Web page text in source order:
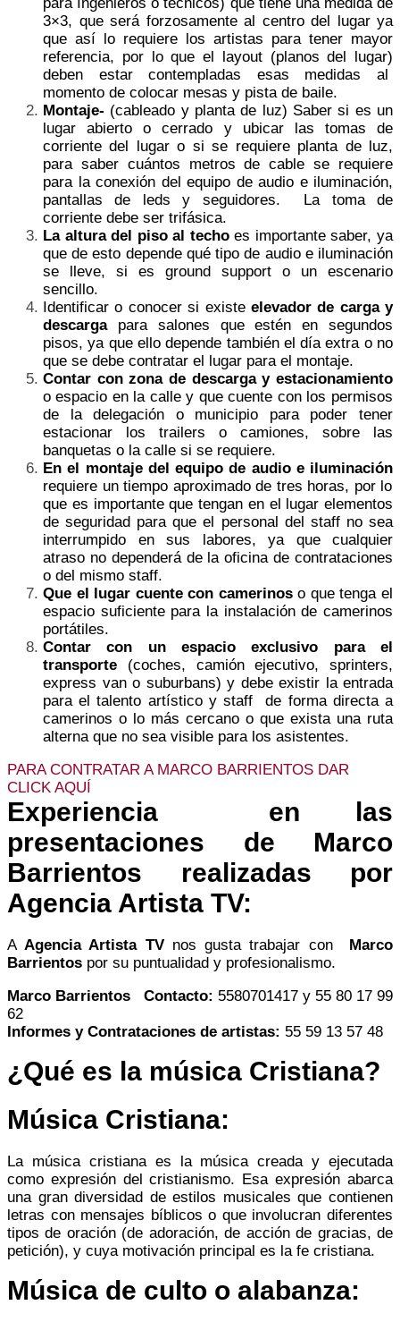
3×3, que será forzosamente al centro del lugar ya
que así lo requiere los artistas para tener mayor
referencia, por lo que el layout (planos del lugar)
deben estar contempladas esas medidas al
momento de colocar mesas y pista de baile.
Montaje- (cableado y planta de luz) Saber si es un
lugar abierto o cerrado y ubicar las tomas de
corriente del lugar o si se requiere planta de luz,
para saber cuántos metros de cable se requiere
para la conexión del equipo de audio e iluminación,
pantallas de leds y seguidores. La toma de
corriente debe ser trifásica.
La altura del piso al techoes importante saber, ya
que de esto depende qué tipo de audio e iluminación
se lleve, si es ground support o un escenario
sencillo.
Identificar o conocer si existe elevador de carga y
descargapara salones que estén en segundos
pisos, ya que ello depende también el día extra o no
que se debe contratar el lugar para el montaje.
Contar con zona de descarga y estacionamiento
o espacio en la calle y que cuente con los permisos
de la delegación o municipio para poder tener
estacionar los trailers o camiones, sobre las
banquetas o la calle si se requiere.
En el montaje del equipo de audio e iluminación
requiere un tiempo aproximado de tres horas, por lo
que es importante que tengan en el lugar elementos
de seguridad para que el personal del staff no sea
interrumpido en sus labores, ya que cualquier
atraso no dependerá de la oficina de contrataciones
o del mismo staff.
Que el lugar cuente con camerinoso que tenga el
espacio suficiente para la instalación de camerinos
portátiles.
Contar con un espacio exclusivo para el
transporte (coches, camión ejecutivo, sprinters,
express van o suburbans) y debe existir la entrada
para el talento artístico y staff de forma directa a
camerinos o lo más cercano o que exista una ruta
alterna que no sea visible para los asistentes.
PARA CONTRATAR A MARCO BARRIENTOS DAR
CLICK AQUÍ
Experiencia en las
presentaciones de Marco
Barrientos realizadas por
Agencia Artista TV:
A Agencia Artista TVnos gusta trabajar con Marco
Barrientos por su puntualidad y profesionalismo.
Marco Barrientos Contacto: 5580701417 y 55 80 17 99
62
Informes y Contrataciones de artistas: 55 59 13 57 48
¿Qué es la música Cristiana?
Música Cristiana:
La música cristiana es la música creada y ejecutada
como expresión del cristianismo. Esa expresión abarca
una gran diversidad de estilos musicales que contienen
letras con mensajes bíblicos o que involucran diferentes
tipos de oración (de adoración, de acción de gracias, de
petición), y cuya motivación principal es la fe cristiana.
Música de culto o alabanza: